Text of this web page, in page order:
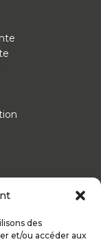
des
et/ou accéder aux